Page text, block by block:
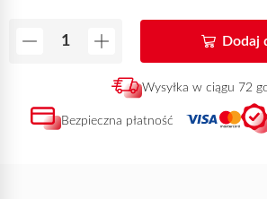
Dodaj
Wysyłka w ciągu 72
Bezpieczna płatność